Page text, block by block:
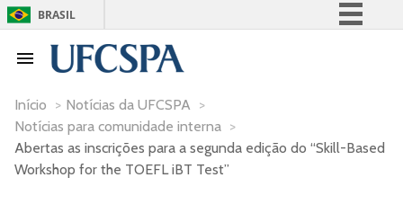
BRASIL
Acesso à informação
Legislação
Início > Notícias da UFCSPA >
Notícias para comunidade interna >
Abertas as inscrições para a segunda edição do “Skill-Based
Workshop for the TOEFL iBT Test”